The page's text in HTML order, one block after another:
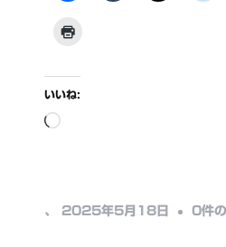
いいね:
読
中…
、 2025年5月18日 東
0件